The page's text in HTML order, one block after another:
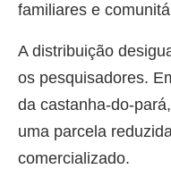
familiares e
A distribuição
os pesquisadores.
da castanha-do-
uma parcela
comercializado.